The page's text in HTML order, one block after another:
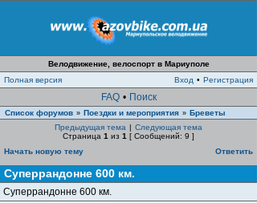
Велодвижение, велоспорт в Мариуполе
Полная версия
Вход • Регистрация
FAQ • Поиск
Список форумов » Поездки и мероприятия » Бреветы
Предыдущая тема | Следующая тема
Страница 1 из 1 [ Сообщений: 9 ]
Начать новую тему
Ответить
Суперрандонне 600 км.
Суперрандонне 600 км.